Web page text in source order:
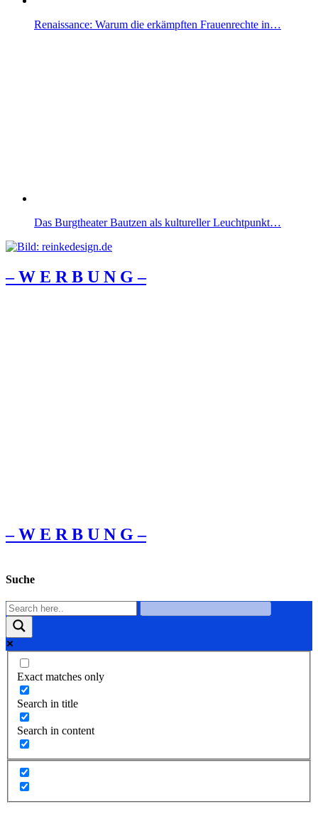
Renaissance: Warum die erkämpften Frauenrechte in…
Das Burgtheater Bautzen als kultureller Leuchtpunkt…
– W Ε R Β U Ν G –
– W Ε R Β U Ν G –
Suche
Exact matches only
Search in title
Search in content